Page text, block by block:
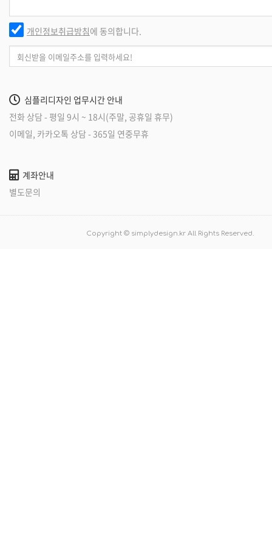
개인정보취급방침에 동의합니다.
심플리디자인 업무시간 안내
전화 상담 - 평일 9시 ~ 18시(주말, 공휴일 휴무)
이메일, 카카오톡 상담 - 365일 연중무휴
계좌안내
별도문의
Copyright © simplydesign.kr All Rights Reserved.